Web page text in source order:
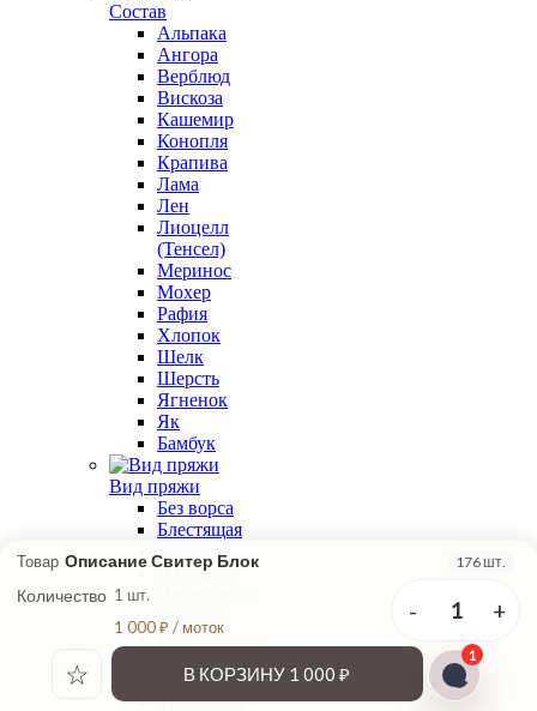
Состав
Альпака
Ангора
Верблюд
Вискоза
Кашемир
Конопля
Крапива
Лама
Лен
Лиоцелл
(Тенсел)
Меринос
Мохер
Рафия
Хлопок
Шелк
Шерсть
Ягненок
Як
Бамбук
Вид пряжи
Без ворса
Блестящая
Букле
В подмот
Классическая
Меланжевая
Мохеровая
Товар Описание Свитер Блок 176 шт.
Количество 1 шт.
1 000 ₽ / моток
- 1 +
☆ В КОРЗИНУ 1 000 ₽
1